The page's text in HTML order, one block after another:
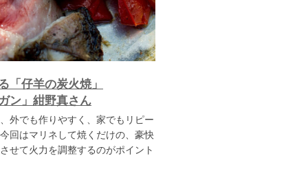
「仔羊の炭火焼」
ン」紺野真さん
外でも作りやすく、家でもリピー
回はマリネして焼くだけの、豪快
せて火力を調整するのがポイント